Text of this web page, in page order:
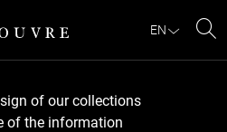
EN
of our collections
of the information